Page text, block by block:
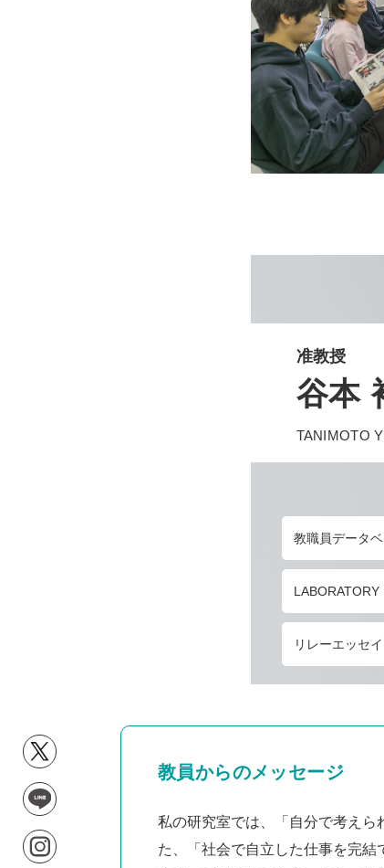
准教授
谷本
TANIMOTO
教職員データ
LABORATORY
リレーエッセイ
教員からのメッセージ
私の研究室では、「自分で考えら
た、「社会で自立した仕事を完